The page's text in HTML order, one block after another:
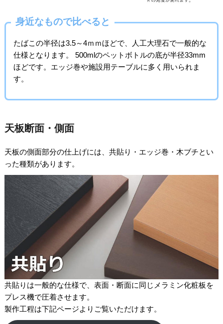
身近なもので比べると
たばこの半径は3.5～4ｍｍほどで、人工大理石で一般的な
仕様となります。 500mlのペットボトルの底が半径33mm
ほどです。エッジ巻や施設用テーブルに多く用いられま
す。
天板断面・側面
天板の側面部分の仕上げには、共貼り・エッジ巻・木ブチとい
った種類があります。
共貼りは一般的な仕様で、表面・断面に同じメラミン化粧板を
プレス機で圧着させます。
製作工程は下記ページよりご覧いただけます。